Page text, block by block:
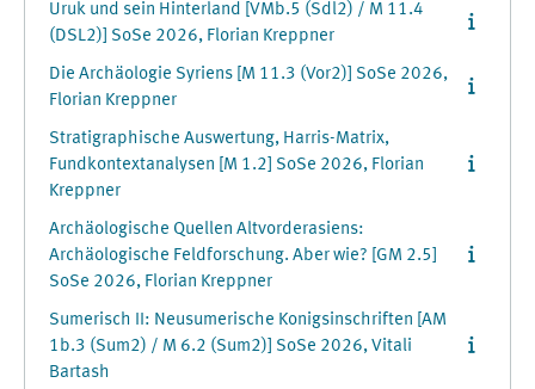
Uruk und sein Hinterland [VMb.5 (Sdl2) / M 11.4
(DSL2)] SoSe 2026, Florian Kreppner
Die Archäologie Syriens [M 11.3 (Vor2)] SoSe 2026,
Florian Kreppner
Stratigraphische Auswertung, Harris-Matrix,
Fundkontextanalysen [M 1.2] SoSe 2026, Florian
Kreppner
Archäologische Quellen Altvorderasiens:
Archäologische Feldforschung. Aber wie? [GM 2.5]
SoSe 2026, Florian Kreppner
Sumerisch II: Neusumerische Konigsinschriften [AM
1b.3 (Sum2) / M 6.2 (Sum2)] SoSe 2026, Vitali
Bartash